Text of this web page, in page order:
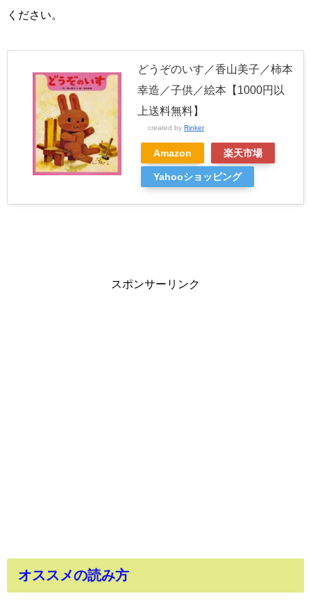
ください。
どうぞのいす／香山美子／柿本
幸造／子供／絵本【1000円以
上送料無料】
created by Rinker
Amazon 楽天市場
Yahooショッピング
スポンサーリンク
オススメの読み方